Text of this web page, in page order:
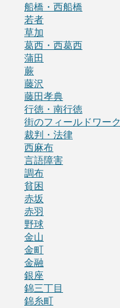
船橋・西船橋
若者
草加
葛西・西葛西
蒲田
蕨
藤沢
藤田孝典
行徳・南行徳
街のフィールドワーク
裁判・法律
西麻布
言語障害
調布
貧困
赤坂
赤羽
野球
金山
金町
金融
銀座
錦三丁目
錦糸町